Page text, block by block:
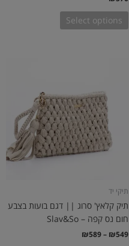
Select options
תיקי יד
תיק קלאץ' סרוג || דגם בועות בצבע
חום נס קפה – Slav&So
₪549
–
₪589
מספר
סוגים.
ניתן
לבחור
את